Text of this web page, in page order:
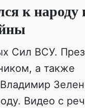
к народу
Сил ВСУ.
а также
Видео с